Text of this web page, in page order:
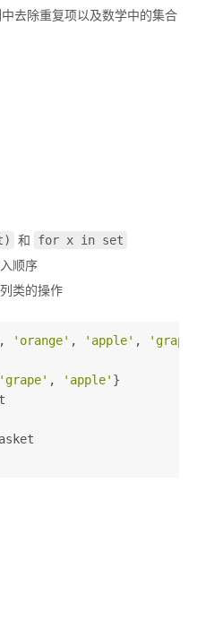
去除重复项以及数学中的集合
和 for x in set
顺序
类的操作
, 'orange' , 'apple' ,
'grape' , 'apple' }